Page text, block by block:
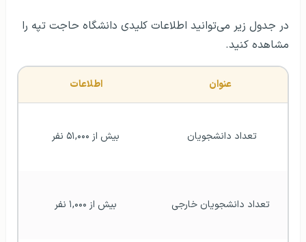
در جدول زیر می‌توانید اطلاعات کلیدی دانشگاه حاجت تپه را
مشاهده کنید.
عنوان اطلاعات
تعداد دانشجویان بیش از ۵۱,۰۰۰ نفر
تعداد دانشجویان خارجی بیش از ۱,۰۰۰ نفر